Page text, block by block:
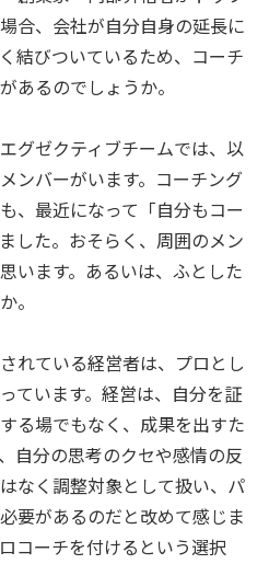
合、会社が自分自身の延長に
結びついているため、コーチ
あるのでしょうか。
グゼクティブチームでは、以
ンバーがいます。コーチング
、最近になって「自分もコー
した。おそらく、周囲のメン
います。あるいは、ふとした
。
れている経営者は、プロとし
ています。経営は、自分を証
る場でもなく、成果を出すた
自分の思考のクセや感情の反
なく調整対象として扱い、パ
要があるのだと改めて感じま
コーチを付けるという選択